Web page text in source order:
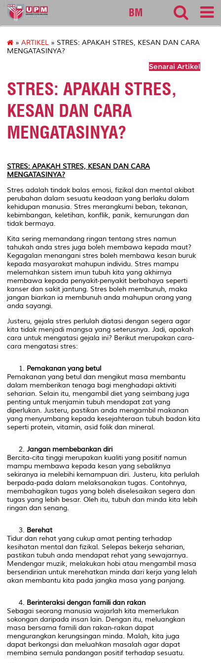
127
BM
» ARTIKEL » STRES: APAKAH STRES, KESAN DAN CARA
MENGATASINYA?
Senarai Artikel
STRES: APAKAH STRES,
KESAN DAN CARA
MENGATASINYA?
STRES: APAKAH STRES, KESAN DAN CARA
MENGATASINYA?
Stres adalah tindak balas emosi, fizikal dan mental akibat
perubahan dalam sesuatu keadaan yang berlaku dalam
kehidupan manusia. Stres merangkumi beban, tekanan,
kebimbangan, keletihan, konflik, panik, kemurungan dan
tidak bermaya.
Kita sering memandang ringan tentang stres namun
tahukah anda stres juga boleh membawa kepada maut?
Kegagalan menangani stres boleh membawa kesan buruk
kepada masyarakat mahupun individu. Stres mampu
melemahkan sistem imun tubuh kita yang akhirnya
membawa kepada penyakit-penyakit berbahaya seperti
kanser dan sakit jantung. Stres boleh membunuh, maka
jangan biarkan ia membunuh anda mahupun orang yang
anda sayangi.
Justeru, gejala stres perlulah diatasi dengan segera agar
kita tidak menjadi mangsa yang seterusnya. Jadi, apakah
cara untuk mengatasi gejala ini? Berikut merupakan cara-
cara mengatasi stres:
Pemakanan yang betul
Pemakanan yang betul dan mengikut masa membantu
dalam memberikan tenaga bagi menghadapi aktiviti
seharian. Selain itu, mengambil diet yang seimbang juga
penting untuk menjamin tubuh mendapat zat yang
diperlukan. Justeru, pastikan anda mengambil makanan
yang menyumbang kepada kesejahteraan tubuh badan kita
seperti protein, vitamin, asid folik dan mineral.
Jangan membebankan diri
Bercita-cita tinggi merupakan kualiti yang positif namun
mampu membawa kepada kesan yang sebaliknya
sekiranya ia melebihi kemampuan diri. Justeru, kita perlulah
berpada-pada dalam melaksanakan tugas. Contohnya,
membahagikan tugas yang boleh diselesaikan segera dan
tugas yang lebih besar. Oleh itu, tubuh dan minda kita lebih
ringan dan senang.
Berehat
Tidur dan rehat yang cukup amat penting terhadap
kesihatan mental dan fizikal. Selepas bekerja seharian,
pastikan tubuh anda mendapat rehat yang sewajarnya.
Mendengar muzik, melakukan hobi atau mengambil masa
bersendirian untuk merehatkan minda dari kerja yang lelah
akan membantu kita pada jangka masa yang panjang.
Berinteraksi dengan famili dan rakan
Sebagai seorang manusia wajarlah kita memerlukan
sokongan daripada insan lain. Dengan itu, meluangkan
masa bersama famili dan rakan-rakan dapat
mengurangkan kerungsingan minda. Malah, kita juga
dapat berkongsi dan meluahkan masalah agar dapat
membina semula pandangan positif terhadap sesuatu.